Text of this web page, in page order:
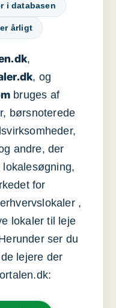
i databasen
årligt
,
, og
bruges af
børsnoterede
andre, der
for
,
lokaler til leje
ser du
lejere der